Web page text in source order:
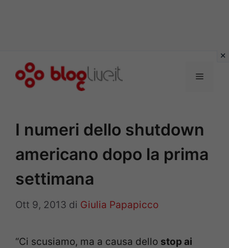
Menu
I numeri dello shutdown
americano dopo la prima
settimana
Ott 9, 2013 di Giulia Papapicco
“Ci scusiamo, ma a causa dello stop ai